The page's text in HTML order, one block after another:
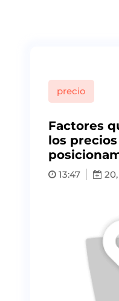
precio
Factores
los
13:47